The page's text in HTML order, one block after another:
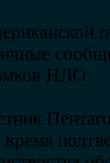
НЛО.
время